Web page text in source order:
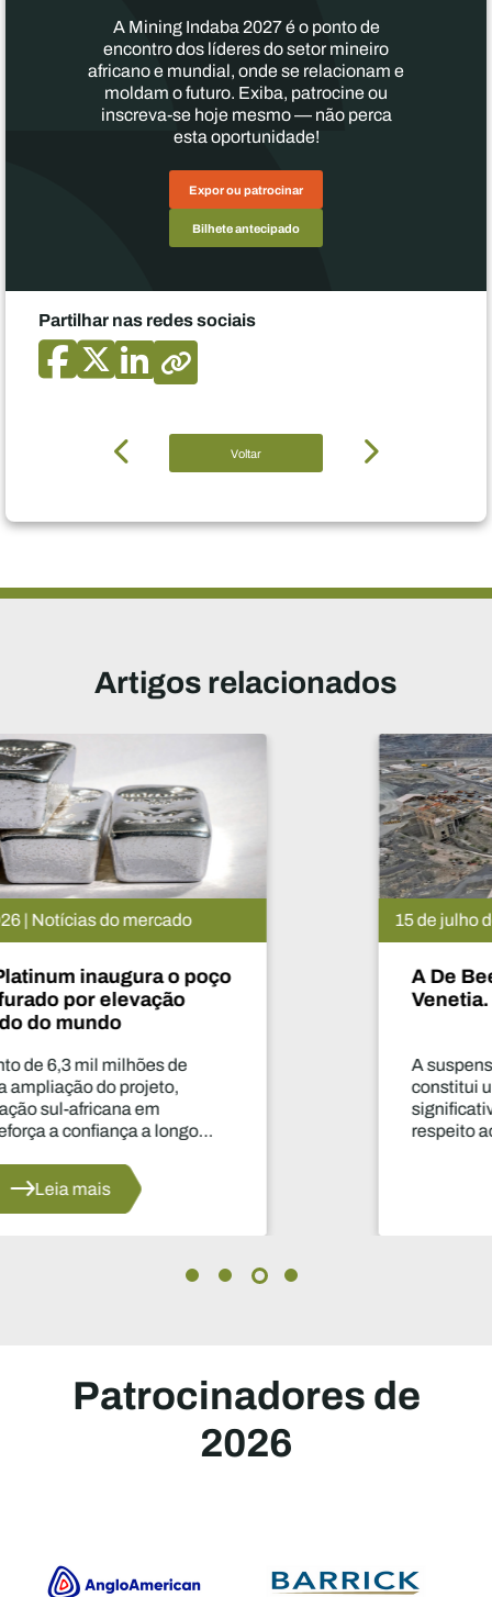
A Mining Indaba 2027 é o ponto de
encontro dos líderes do setor mineiro
africano e mundial, onde se relacionam e
moldam o futuro. Exiba, patrocine ou
inscreva-se hoje mesmo — não perca
esta oportunidade!
Expor ou patrocinar
Bilhete antecipado
Partilhar nas redes sociais
Voltar
Artigos relacionados
15 de julho de 2026 | Notícias do mercado
A De Beers suspende o projeto
Venetia. O que vai acontecer agora?
A suspensão da produção por dois anos
constitui uma das decisões mais
significativas dos últimos anos no que diz
respeito ao abastecimento do setor.
Patrocinadores de
2026